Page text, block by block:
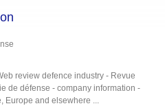
review defence industry - Revue
de défense - company information -
Europe and elsewhere ...